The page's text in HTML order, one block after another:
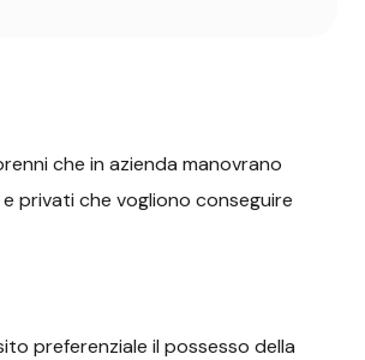
che in azienda manovrano
privati che vogliono conseguire
preferenziale il possesso della